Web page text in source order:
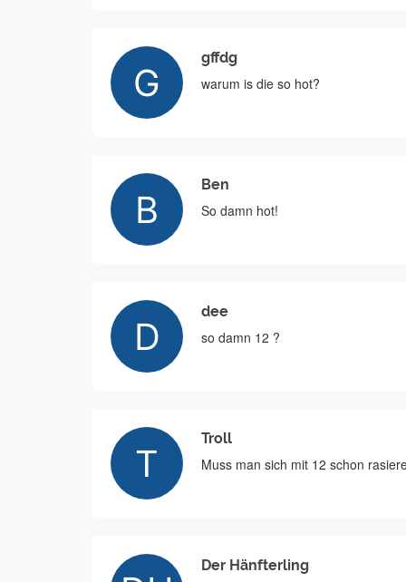
gffdg
warum is die so hot?
Ben
So damn hot!
dee
so damn 12 ?
Troll
Muss man sich mit 12 schon
Der Hänfterling